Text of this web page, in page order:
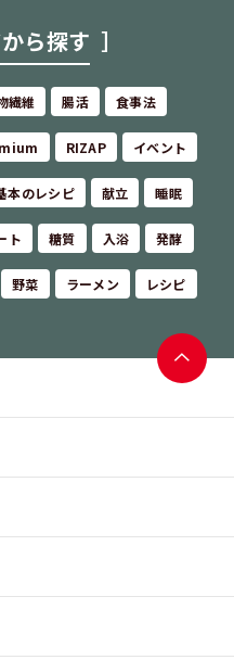
ら探す
繊維 腸活 食事法
RIZAP イベント
本のレシピ 献立 睡眠
ト 糖質 入浴 発酵
野菜 ラーメン レシピ